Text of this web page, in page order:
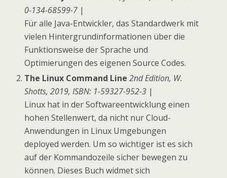
0-134-68599-7 |
Für alle Java-Entwickler, das Standardwerk mit
vielen Hintergrundinformationen über die
Funktionsweise der Sprache und
Optimierungen des eigenen Source Codes.
The Linux Command Line 2nd Edition, W.
Shotts, 2019, ISBN: 1-59327-952-3 |
Linux hat in der Softwareentwicklung einen
hohen Stellenwert, da nicht nur Cloud-
Anwendungen in Linux Umgebungen
deployed werden. Um so wichtiger ist es sich
auf der Kommandozeile sicher bewegen zu
können. Dieses Buch widmet sich